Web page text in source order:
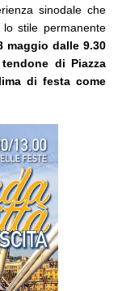
sinodale che
stile permanente
maggio dalle 9.30
di Piazza
di festa come